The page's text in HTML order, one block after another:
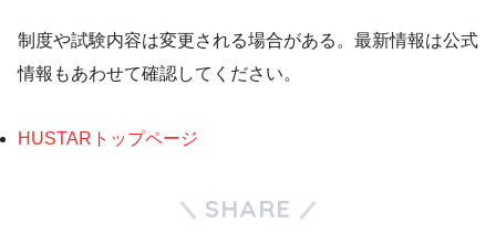
制度や試験内容は変更される場合がある。最新情報は公式
情報もあわせて確認してください。
HUSTARトップページ
SHARE